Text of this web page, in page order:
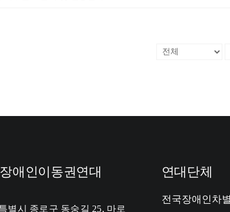
애인이동권연대
별시 종로구 동숭길 25, 마로
연대단체
전국장애인차